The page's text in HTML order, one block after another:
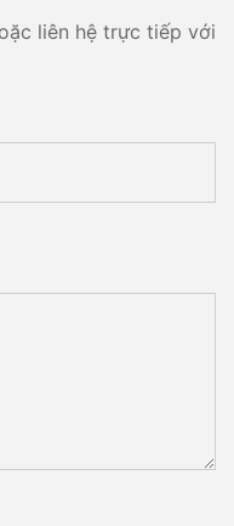
liên hệ trực tiếp với